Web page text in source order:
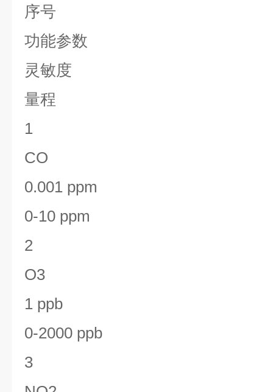
序号
功能参数
灵敏度
量程
1
CO
0.001 ppm
0-10 ppm
2
O3
1 ppb
0-2000 ppb
3